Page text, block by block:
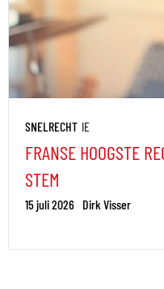
SNELRECHT IE
FRANSE HOOGSTE
STEM
15 juli 2026 Dirk Visser